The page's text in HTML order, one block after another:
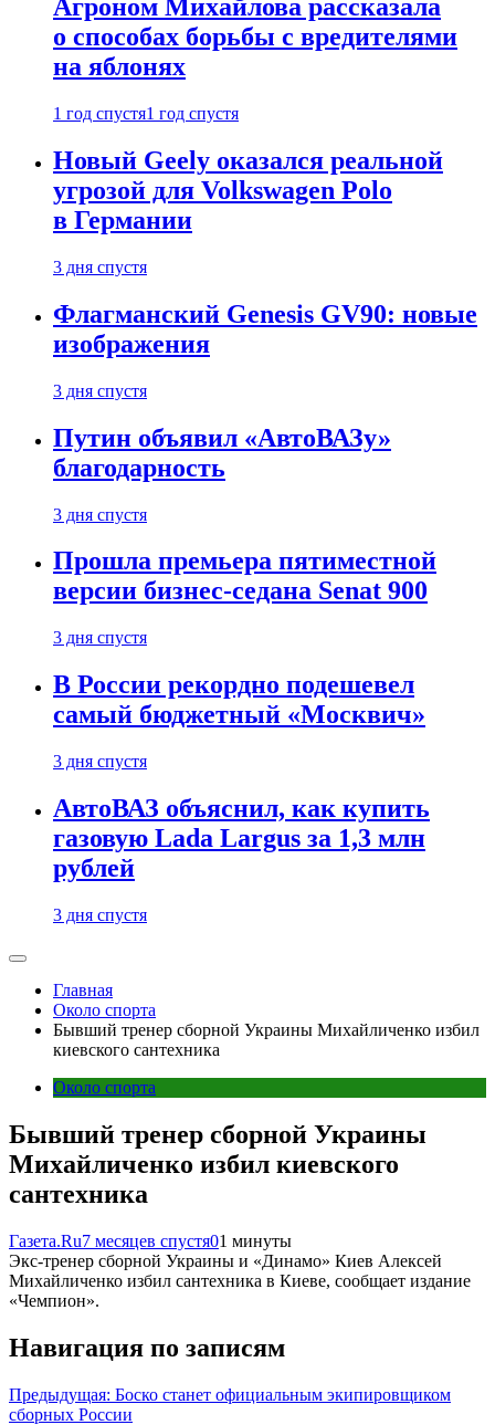
Агроном Михайлова рассказала
о способах борьбы с вредителями
на яблонях
1 год спустя1 год спустя
Новый Geely оказался реальной
угрозой для Volkswagen Polo
в Германии
3 дня спустя
Флагманский Genesis GV90: новые
изображения
3 дня спустя
Путин объявил «АвтоВАЗу»
благодарность
3 дня спустя
Прошла премьера пятиместной
версии бизнес-седана Senat 900
3 дня спустя
В России рекордно подешевел
самый бюджетный «Москвич»
3 дня спустя
АвтоВАЗ объяснил, как купить
газовую Lada Largus за 1,3 млн
рублей
3 дня спустя
Главная
Около спорта
Бывший тренер сборной Украины Михайличенко избил
киевского сантехника
Около спорта
Бывший тренер сборной Украины
Михайличенко избил киевского
сантехника
Газета.Ru7 месяцев спустя01 минуты
Экс-тренер сборной Украины и «Динамо» Киев Алексей
Михайличенко избил сантехника в Киеве, сообщает издание
«Чемпион».
Навигация по записям
Предыдущая: Боско станет официальным экипировщиком
сборных России